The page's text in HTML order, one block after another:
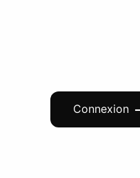
Connexion